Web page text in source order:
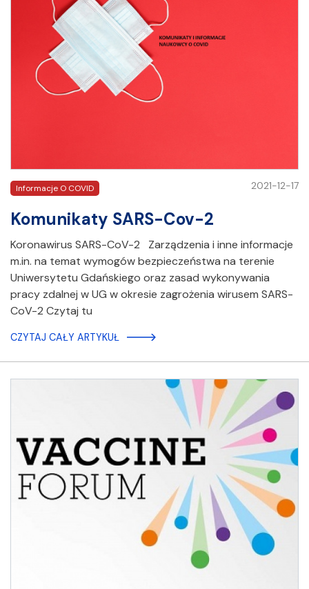
Informacje O COVID 2021-12-17
Komunikaty SARS-Cov-2
Koronawirus SARS-CoV-2 Zarządzenia i inne informacje
m.in. na temat wymogów bezpieczeństwa na terenie
Uniwersytetu Gdańskiego oraz zasad wykonywania
pracy zdalnej w UG w okresie zagrożenia wirusem SARS-
CoV-2 Czytaj tu
CZYTAJ CAŁY ARTYKUŁ